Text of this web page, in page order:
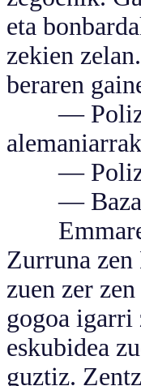
eta
zekien
beraren
— Polizia
— Polizia
—
Emmaren
Zurruna
zuen zer
gogoa igarri
eskubidea
guztiz.